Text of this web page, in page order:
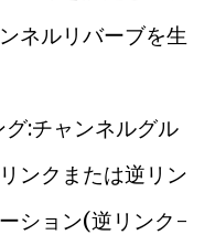
ネルリバーブを生
:チャンネルグル
ンクまたは逆リン
ション(逆リンク-